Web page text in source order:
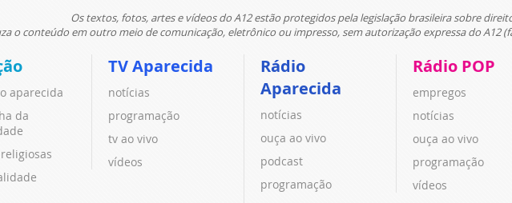
Os textos, fotos, artes e vídeos do A12 estão protegidos pela legislação brasileira sobre
o conteúdo em outro meio de comunicação, eletrônico ou impresso, sem autorização expressa do A12
aparecida
da
TV Aparecida
notícias
programação
tv ao vivo
vídeos
Rádio
Aparecida
notícias
ouça ao vivo
podcast
programação
Rádio POP
empregos
notícias
ouça ao vivo
programação
vídeos